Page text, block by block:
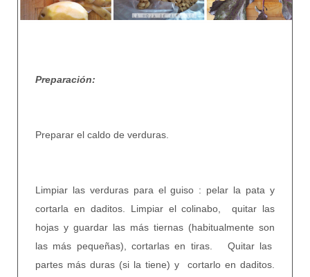
Preparación:
Preparar el caldo de verduras.
Limpiar las verduras para el guiso : pelar la pata y
cortarla en daditos. Limpiar el colinabo,
quitar las
hojas y guardar las más tiernas (habitualmente son
las más pequeñas), cortarlas en tiras.
Quitar las
partes más duras (si la tiene) y
cortarlo en daditos.